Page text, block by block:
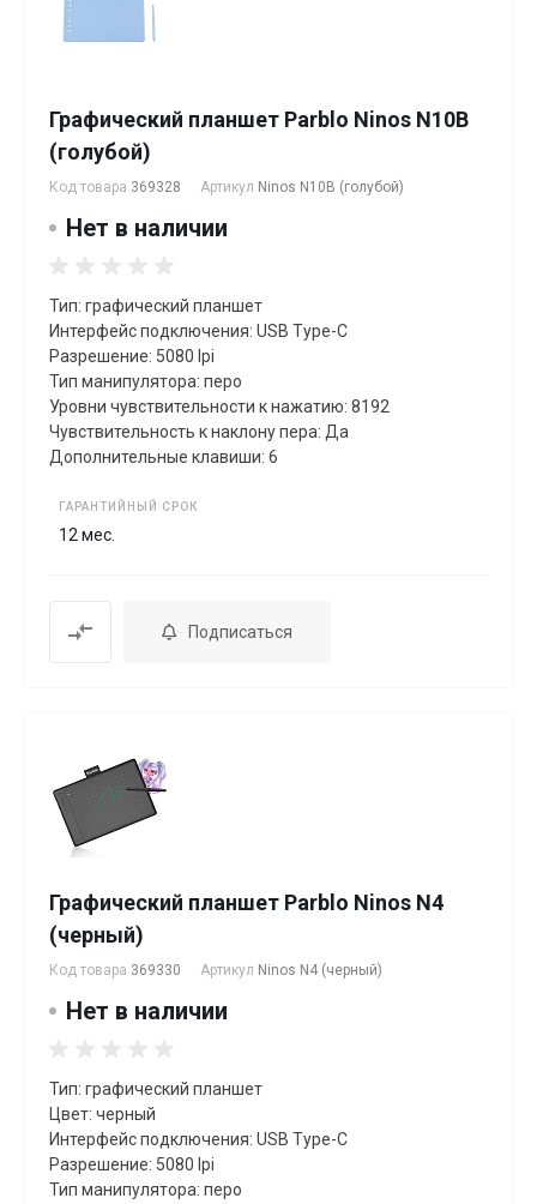
Графический планшет Parblo Ninos N10B
(голубой)
Код товара 369328 Артикул Ninos N10B (голубой)
Нет в наличии
Тип: графический планшет
Интерфейс подключения: USB Type-C
Разрешение: 5080 lpi
Тип манипулятора: перо
Уровни чувствительности к нажатию: 8192
Чувствительность к наклону пера: Да
Дополнительные клавиши: 6
ГАРАНТИЙНЫЙ СРОК
12 мес.
Подписаться
Графический планшет Parblo Ninos N4
(черный)
Код товара 369330 Артикул Ninos N4 (черный)
Нет в наличии
Тип: графический планшет
Цвет: черный
Интерфейс подключения: USB Type-C
Разрешение: 5080 lpi
Тип манипулятора: перо